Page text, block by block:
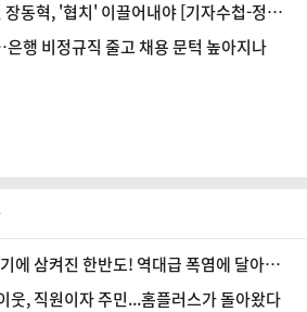
동혁, '협치' 이끌어내야 [기자수첩-정
행 비정규직 줄고 채용 문턱 높아지나
에 삼켜진 한반도! 역대급 폭염에 달아오
웃, 직원이자 주민...홈플러스가 돌아왔다